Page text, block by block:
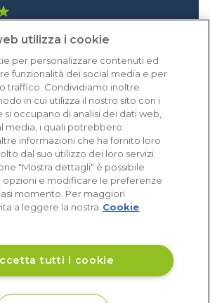
utilizza i cookie
per personalizzare contenuti ed
funzionalità dei social media e per
traffico. Condividiamo inoltre
in cui utilizza il nostro sito con i
occupano di analisi dei dati web,
media, i quali potrebbero
informazioni che ha fornito loro
dal suo utilizzo dei loro servizi.
"Mostra dettagli" è possibile
e modificare le preferenze
momento. Per maggiori
a leggere la nostra Cookie
tutti i cookie